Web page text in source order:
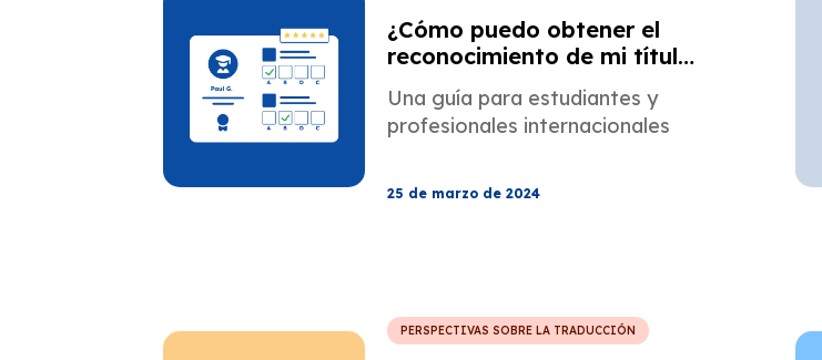
¿Cómo puedo obtener el
reconocimiento de mi título
en los EE. UU.?
Una guía para estudiantes y
profesionales internacionales
25 de marzo de 2024
PERSPECTIVAS SOBRE LA TRADUCCIÓN